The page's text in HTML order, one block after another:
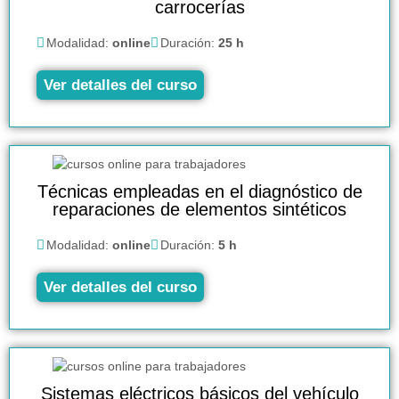
carrocerías
Modalidad: online Duración: 25 h
Ver detalles del curso
Técnicas empleadas en el diagnóstico de
reparaciones de elementos sintéticos
Modalidad: online Duración: 5 h
Ver detalles del curso
Sistemas eléctricos básicos del vehículo